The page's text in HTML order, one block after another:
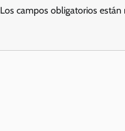
Los campos obligatorios están